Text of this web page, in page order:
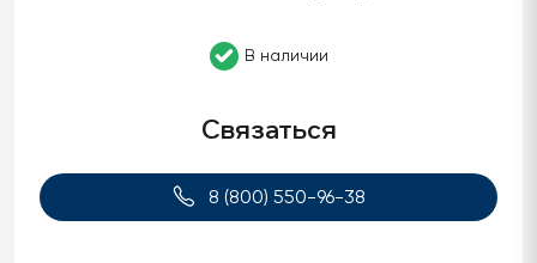
В наличии
Связаться
8 (800) 550-96-38